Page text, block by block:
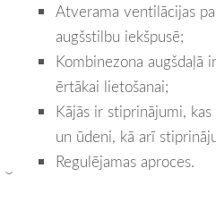
›
Atverama ventilācijas
augšstilbu iekšpusē;
Kombinezona augšdaļā
ērtākai lietošanai;
Kājās ir stiprinājumi,
un ūdeni, kā arī
Regulējamas aproces.